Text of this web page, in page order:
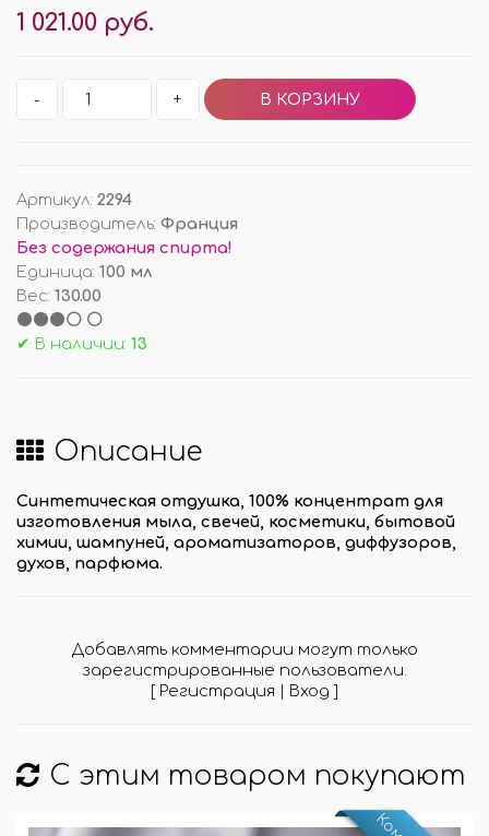
1 021.00 руб.
- +
Артикул: 2294
Производитель: Франция
Без содержания спирта!
Единица: 100 мл
Вес: 130.00
⚫⚫⚫⚪ ⚪
✔ В наличии: 13
Описание
Синтетическая отдушка, 100% концентрат для
изготовления мыла, свечей, косметики, бытовой
химии, шампуней, ароматизаторов, диффузоров,
духов, парфюма.
Добавлять комментарии могут только
зарегистрированные пользователи.
[ Регистрация | Вход ]
С этим товаром покупают